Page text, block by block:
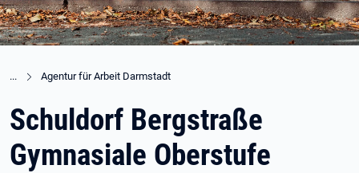
Agentur für Arbeit Darmstadt
Schuldorf Bergstraße
Gymnasiale Oberstufe